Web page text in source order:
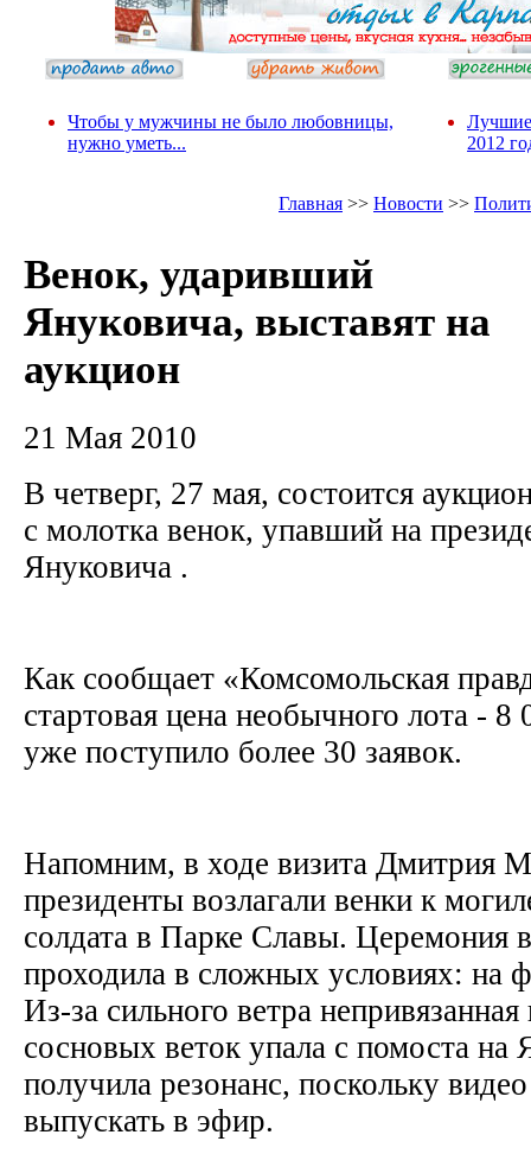
Чтобы у мужчины не было любовницы,
нужно уметь...
Лучшие
2012
Главная >> Новости >>
Венок, ударивший
Януковича, выставят на
аукцион
21 Мая 2010
В четверг, 27 мая, состоится
с молотка венок, упавший на
Януковича .
Как сообщает «Комсомольская
стартовая цена необычного лота - 8
уже поступило более 30 заявок.
Напомним, в ходе визита Дмитрия
президенты возлагали венки к
солдата в Парке Славы. Церемония
проходила в сложных условиях: на
Из-за сильного ветра
сосновых веток упала с помоста на
получила резонанс, поскольку
выпускать в эфир.